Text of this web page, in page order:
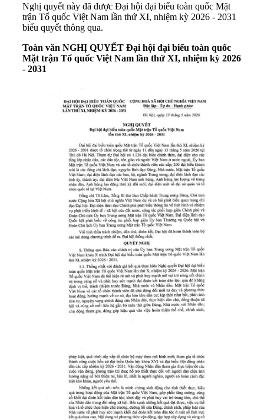
Nghị quyết này đã được Đại hội đại biểu toàn quốc Mặt
trận Tổ quốc Việt Nam lần thứ XI, nhiệm kỳ 2026 - 2031
biểu quyết thông qua.
Toàn văn NGHỊ QUYẾT Đại hội đại biểu toàn quốc
Mặt trận Tổ quốc Việt Nam lần thứ XI, nhiệm kỳ 2026
- 2031